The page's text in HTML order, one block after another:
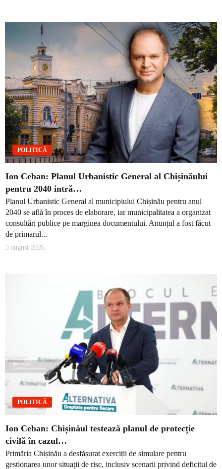
POLITICĂ
Ion Ceban: Planul Urbanistic General al Chișinăului
pentru 2040 intră…
Planul Urbanistic General al municipiului Chișinău pentru anul
2040 se află în proces de elaborare, iar municipalitatea a organizat
consultări publice pe marginea documentului. Anunțul a fost făcut
de primarul...
5 august 2026
POLITICĂ
Ion Ceban: Chișinăul testează planul de protecție
civilă în cazul…
Primăria Chișinău a desfășurat exerciții de simulare pentru
gestionarea unor situații de risc, inclusiv scenarii privind deficitul de